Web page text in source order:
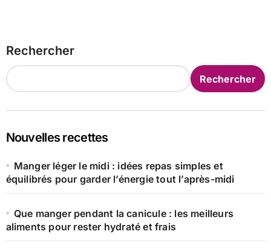
Rechercher
Rechercher
Nouvelles recettes
Manger léger le midi : idées repas simples et
équilibrés pour garder l’énergie tout l’après-midi
Que manger pendant la canicule : les meilleurs
aliments pour rester hydraté et frais